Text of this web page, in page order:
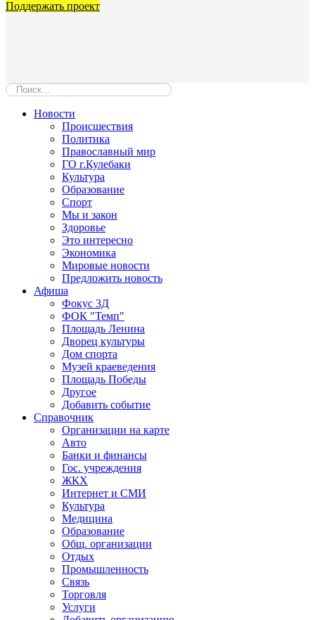
Поддержать проект
Новости
Происшествия
Политика
Православный мир
ГО г.Кулебаки
Культура
Образование
Спорт
Мы и закон
Здоровье
Это интересно
Экономика
Мировые новости
Предложить новость
Афиша
Фокус 3Д
ФОК "Темп"
Площадь Ленина
Дворец культуры
Дом спорта
Музей краеведения
Площадь Победы
Другое
Добавить событие
Справочник
Организации на карте
Авто
Банки и финансы
Гос. учреждения
ЖКХ
Интернет и СМИ
Культура
Медицина
Образование
Общ. организации
Отдых
Промышленность
Связь
Торговля
Услуги